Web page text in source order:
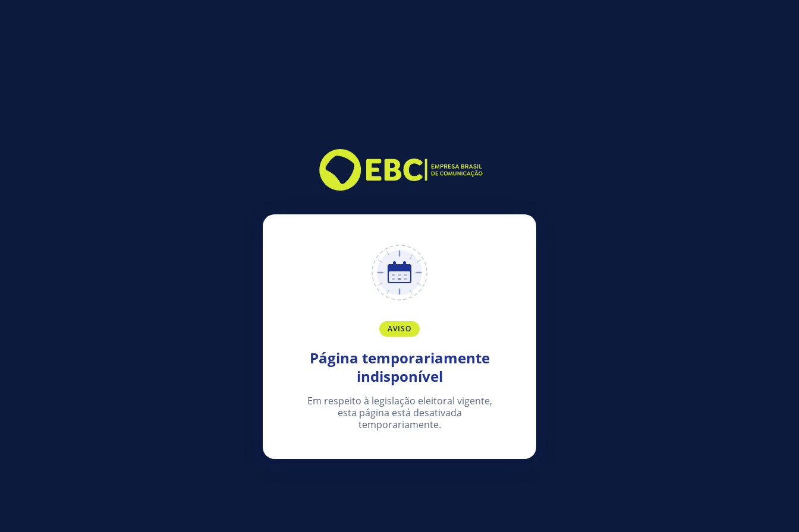
AVISO
Página temporariamente
indisponível
Em respeito à legislação eleitoral vigente,
esta página está desativada
temporariamente.